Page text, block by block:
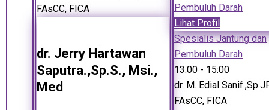
FAsCC, FICA
dr. Jerry Hartawan
Saputra.,Sp.S., Msi.,
Med
Pembuluh Darah
Lihat Profil
Spesialis Jantung dan
Pembuluh Darah
13:00 - 15:00
dr. M. Edial
FAsCC, FICA